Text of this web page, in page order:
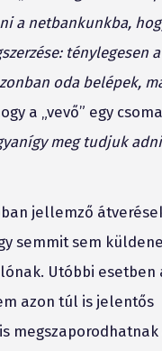
a netbankunkba,
ténylegesen
oda belépek,
a „vevő” egy
meg tudjuk
jellemző
semmit sem
Utóbbi esetben
azon túl is jelentős
megszaporodhatnak